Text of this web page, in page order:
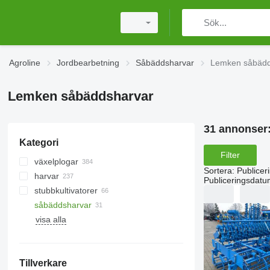
Agroline Jordbearbetning Såbäddsharvar Lemken
Lemken såbäddsharvar
Kategori
växelplogar
harvar
skivharvar
rotorharvar
fjädertandsharvar
stubbkultivatorer
ringvältar
cambridgevältar
andra jordbruksvältar
såbäddsharvar
visa alla
Tillverkare
31 annonser:
Filter
Sortera: